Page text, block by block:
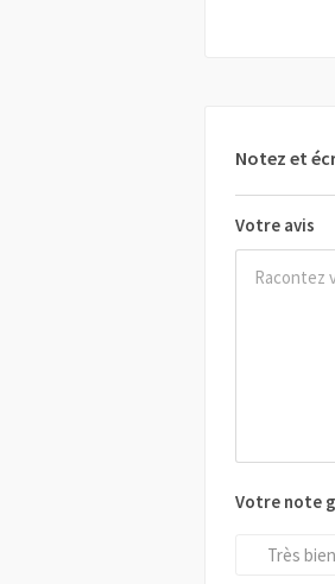
Notez et
Votre avis
Votre note
Très bien